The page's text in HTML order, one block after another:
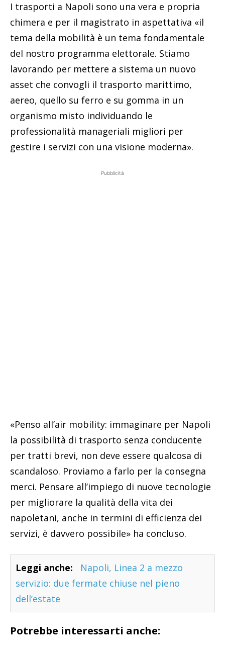
I trasporti a Napoli sono una vera e propria
chimera e per il magistrato in aspettativa «il
tema della mobilità è un tema fondamentale
del nostro programma elettorale. Stiamo
lavorando per mettere a sistema un nuovo
asset che convogli il trasporto marittimo,
aereo, quello su ferro e su gomma in un
organismo misto individuando le
professionalità manageriali migliori per
gestire i servizi con una visione moderna».
Pubblicità
«Penso all’air mobility: immaginare per Napoli
la possibilità di trasporto senza conducente
per tratti brevi, non deve essere qualcosa di
scandaloso. Proviamo a farlo per la consegna
merci. Pensare all’impiego di nuove tecnologie
per migliorare la qualità della vita dei
napoletani, anche in termini di efficienza dei
servizi, è davvero possibile» ha concluso.
Leggi anche:
Napoli, Linea 2 a mezzo
servizio: due fermate chiuse nel pieno
dell’estate
Potrebbe interessarti anche: